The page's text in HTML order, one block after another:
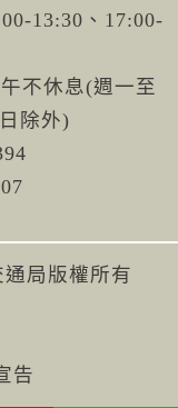
13:30、17:00-
不休息(週一至
除外)
局版權所有
告